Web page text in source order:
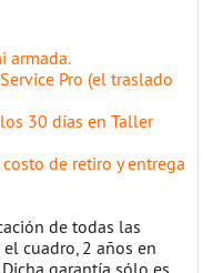
armada.
Pro (el traslado
30 días en Taller
de retiro y entrega
de todas las
cuadro, 2 años en